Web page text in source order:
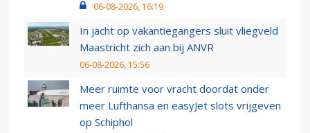
06-08-2026, 16:19
In jacht op vakantiegangers sluit vliegveld
Maastricht zich aan bij ANVR
06-08-2026, 15:56
Meer ruimte voor vracht doordat onder
meer Lufthansa en easyJet slots vrijgeven
op Schiphol